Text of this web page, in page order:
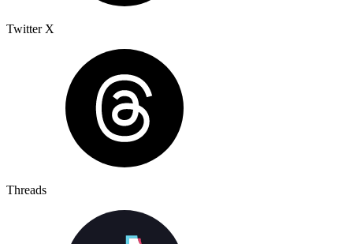
Twitter X
Threads